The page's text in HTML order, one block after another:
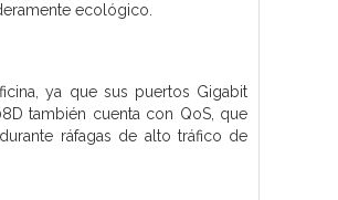
ecológico.
ya que sus puertos Gigabit
también cuenta con QoS, que
ráfagas de alto tráfico de